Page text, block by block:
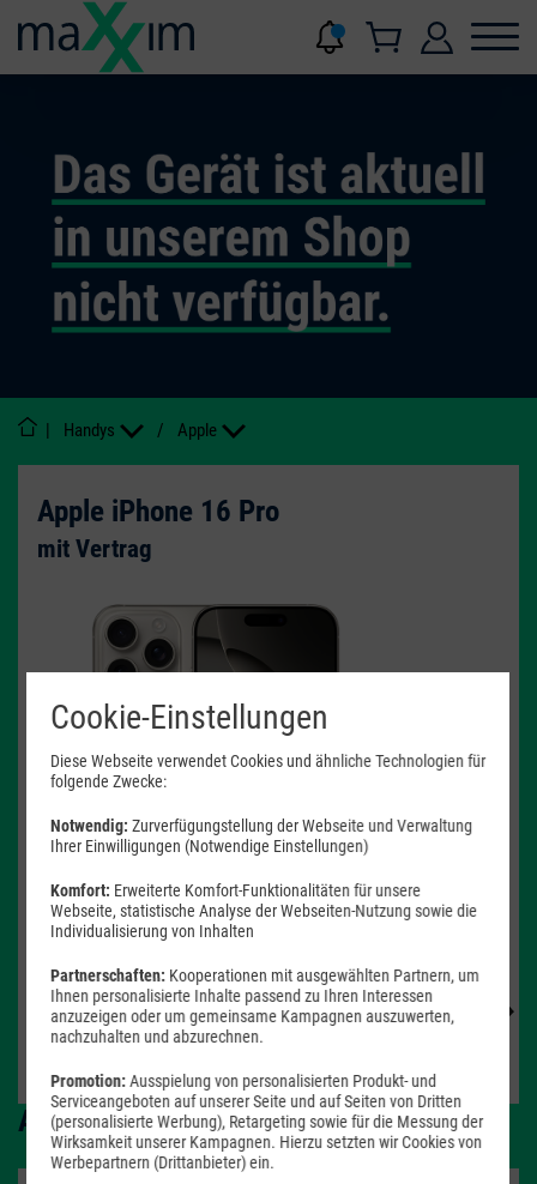
| Handys / Apple
Apple iPhone 16 Pro
mit Vertrag
USB PD
Produkt- und Sicherheitsinformationen
Alternativen zum Apple iPhone 16 Pro:
Cookie-Einstellungen
Diese Webseite verwendet Cookies und ähnliche Technologien für
folgende Zwecke:
Notwendig: Zurverfügungstellung der Webseite und Verwaltung
Ihrer Einwilligungen (Notwendige Einstellungen)
Komfort: Erweiterte Komfort-Funktionalitäten für unsere
Webseite, statistische Analyse der Webseiten-Nutzung sowie die
Individualisierung von Inhalten
Partnerschaften: Kooperationen mit ausgewählten Partnern, um
Ihnen personalisierte Inhalte passend zu Ihren Interessen
anzuzeigen oder um gemeinsame Kampagnen auszuwerten,
nachzuhalten und abzurechnen.
Promotion:Ausspielung von personalisierten Produkt- und
Serviceangeboten auf unserer Seite und auf Seiten von Dritten
(personalisierte Werbung), Retargeting sowie für die Messung der
Wirksamkeit unserer Kampagnen. Hierzu setzten wir Cookies von
Werbepartnern (Drittanbieter) ein.